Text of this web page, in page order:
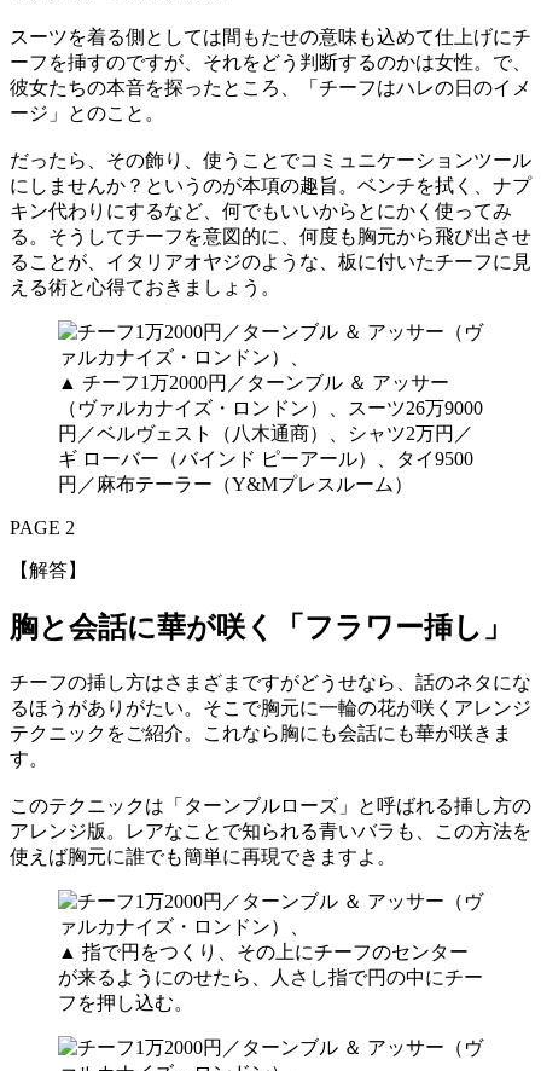
スーツを着る側としては間もたせの意味も込めて仕上げにチ
ーフを挿すのですが、それをどう判断するのかは女性。で、
彼女たちの本音を探ったところ、「チーフはハレの日のイメ
ージ」とのこと。
だったら、その飾り、使うことでコミュニケーションツール
にしませんか？というのが本項の趣旨。ベンチを拭く、ナプ
キン代わりにするなど、何でもいいからとにかく使ってみ
る。そうしてチーフを意図的に、何度も胸元から飛び出させ
ることが、イタリアオヤジのような、板に付いたチーフに見
える術と心得ておきましょう。
▲ チーフ1万2000円／ターンブル ＆ アッサー
（ヴァルカナイズ・ロンドン）、スーツ26万9000
円／ベルヴェスト（八木通商）、シャツ2万円／
ギ ローバー（バインド ピーアール）、タイ9500
円／麻布テーラー（Y&Mプレスルーム）
PAGE 2
【解答】
胸と会話に華が咲く「フラワー挿し」
チーフの挿し方はさまざまですがどうせなら、話のネタにな
るほうがありがたい。そこで胸元に一輪の花が咲くアレンジ
テクニックをご紹介。これなら胸にも会話にも華が咲きま
す。
このテクニックは「ターンブルローズ」と呼ばれる挿し方の
アレンジ版。レアなことで知られる青いバラも、この方法を
使えば胸元に誰でも簡単に再現できますよ。
▲ 指で円をつくり、その上にチーフのセンター
が来るようにのせたら、人さし指で円の中にチー
フを押し込む。